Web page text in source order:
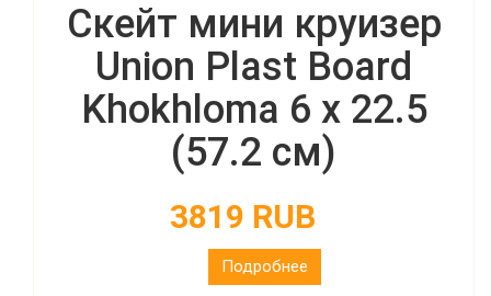
Скейт мини круизер
Union Plast Board
Khokhloma 6 x 22.5
(57.2 см)
3819 RUB
Подробнее